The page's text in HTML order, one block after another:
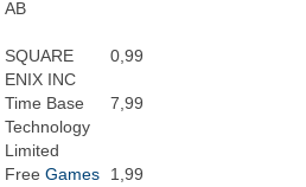
AB
SQUARE
ENIX INC
0,99
Time Base
Technology
Limited
7,99
Free Games 1,99